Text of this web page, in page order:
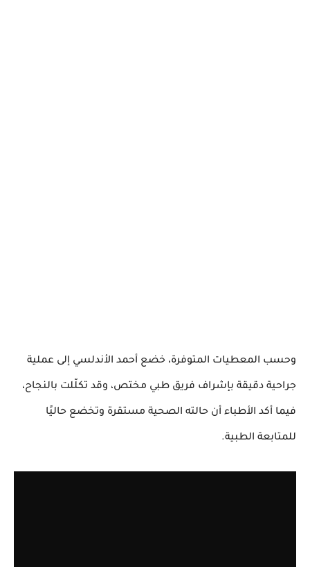
وحسب المعطيات المتوفرة، خضع أحمد الأندلسي إلى عملية
جراحية دقيقة بإشراف فريق طبي مختص، وقد تكلّلت بالنجاح،
فيما أكد الأطباء أن حالته الصحية مستقرة وتخضع حاليًا
للمتابعة الطبية.